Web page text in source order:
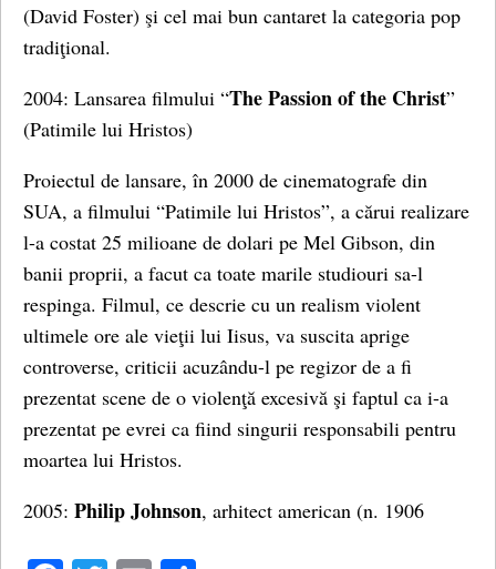
(David Foster) şi cel mai bun cantaret la categoria pop
tradiţional.
2004: Lansarea filmului “The Passion of the Christ”
(Patimile lui Hristos)
Proiectul de lansare, în 2000 de cinematografe din
SUA, a filmului “Patimile lui Hristos”, a cărui realizare
l-a costat 25 milioane de dolari pe Mel Gibson, din
banii proprii, a facut ca toate marile studiouri sa-l
respinga. Filmul, ce descrie cu un realism violent
ultimele ore ale vieţii lui Iisus, va suscita aprige
controverse, criticii acuzându-l pe regizor de a fi
prezentat scene de o violenţă excesivă şi faptul ca i-a
prezentat pe evrei ca fiind singurii responsabili pentru
moartea lui Hristos.
2005: Philip Johnson, arhitect american (n. 1906